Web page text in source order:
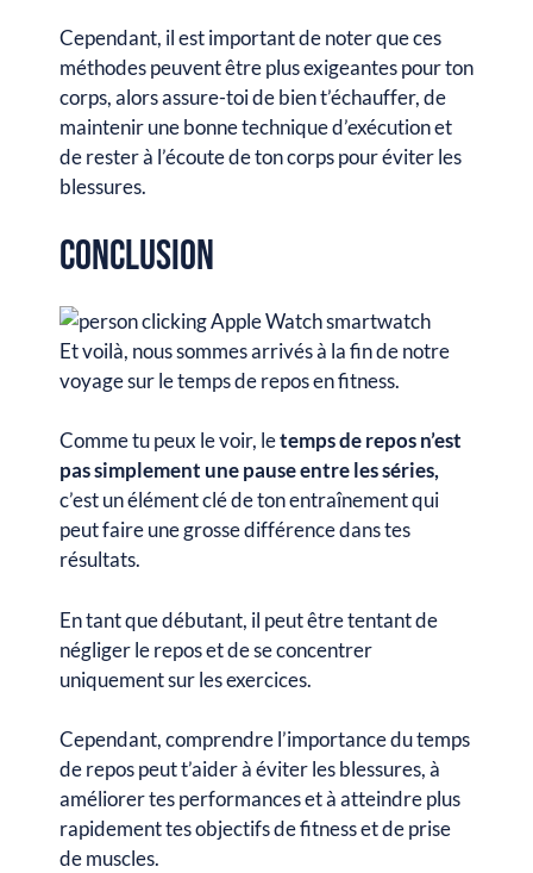
Cependant, il est important de noter que ces
méthodes peuvent être plus exigeantes pour ton
corps, alors assure-toi de bien t’échauffer, de
maintenir une bonne technique d’exécution et
de rester à l’écoute de ton corps pour éviter les
blessures.
Conclusion
Et voilà, nous sommes arrivés à la fin de notre
voyage sur le temps de repos en fitness.
Comme tu peux le voir, letemps de repos n’est
pas simplement une pause entre les séries,
c’est un élément clé de ton entraînement qui
peut faire une grosse différence dans tes
résultats.
En tant que débutant, il peut être tentant de
négliger le repos et de se concentrer
uniquement sur les exercices.
Cependant, comprendre l’importance du temps
de repos peut t’aider à éviter les blessures, à
améliorer tes performances et à atteindre plus
rapidement tes objectifs de fitness et de prise
de muscles.